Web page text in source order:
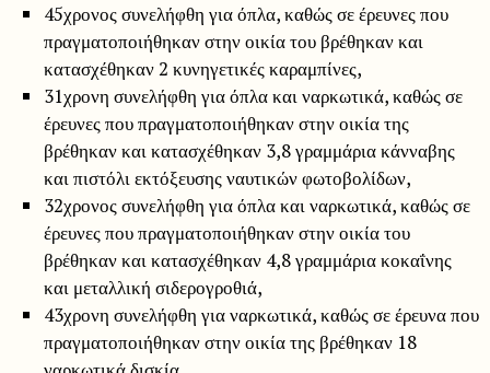
45χρονος συνελήφθη για όπλα, καθώς σε έρευνες που
πραγματοποιήθηκαν στην οικία του βρέθηκαν και
κατασχέθηκαν 2 κυνηγετικές καραμπίνες,
31χρονη συνελήφθη για όπλα και ναρκωτικά, καθώς σε
έρευνες που πραγματοποιήθηκαν στην οικία της
βρέθηκαν και κατασχέθηκαν 3,8 γραμμάρια κάνναβης
και πιστόλι εκτόξευσης ναυτικών φωτοβολίδων,
32χρονος συνελήφθη για όπλα και ναρκωτικά, καθώς σε
έρευνες που πραγματοποιήθηκαν στην οικία του
βρέθηκαν και κατασχέθηκαν 4,8 γραμμάρια κοκαΐνης
και μεταλλική σιδερογροθιά,
43χρονη συνελήφθη για ναρκωτικά, καθώς σε έρευνα που
πραγματοποιήθηκαν στην οικία της βρέθηκαν 18